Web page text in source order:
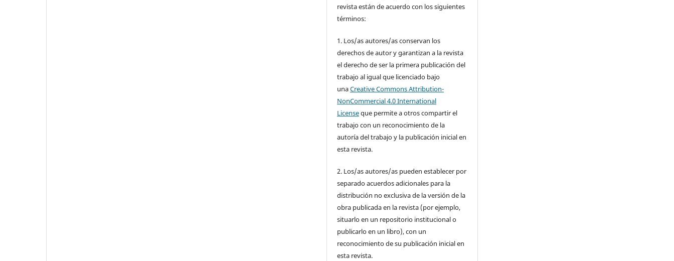
revista están de acuerdo con los siguientes
términos:
1. Los/as autores/as conservan los
derechos de autor y garantizan a la revista
el derecho de ser la primera publicación del
trabajo al igual que licenciado bajo
unaCreative Commons Attribution-
NonCommercial 4.0 International
Licenseque permite a otros compartir el
trabajo con un reconocimiento de la
autoría del trabajo y la publicación inicial en
esta revista.
2. Los/as autores/as pueden establecer por
separado acuerdos adicionales para la
distribución no exclusiva de la versión de la
obra publicada en la revista (por ejemplo,
situarlo en un repositorio institucional o
publicarlo en un libro), con un
reconocimiento de su publicación inicial en
esta revista.